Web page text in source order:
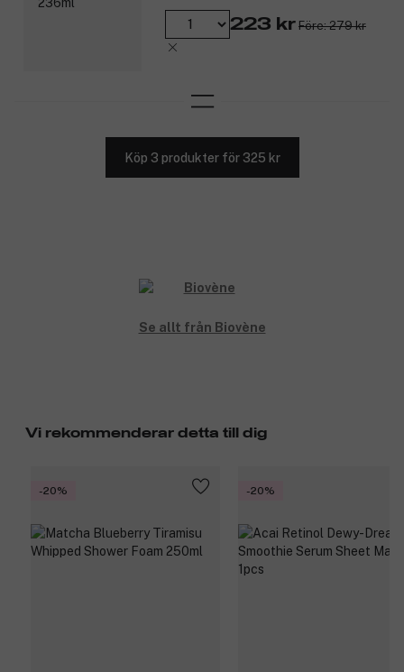
223 kr Före: 279 kr
Köp 3 produkter för 325 kr
Se allt från Biovène
Vi rekommenderar detta till dig
-20% -20%